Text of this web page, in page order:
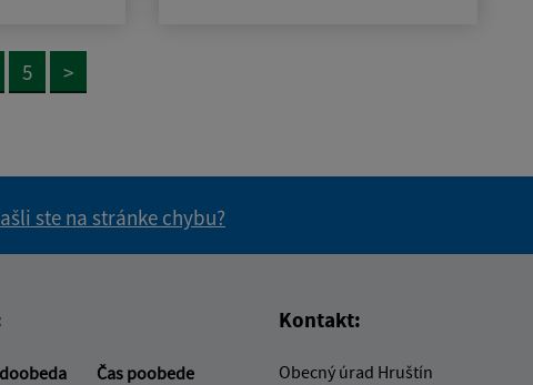
5 >
ste na stránke chybu?
Čas poobede
Kontakt:
Obecný úrad Hruštín